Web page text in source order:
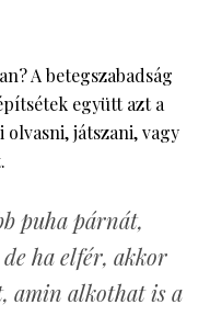
A betegszabadság
együtt azt a
játszani, vagy
puha párnát,
ha elfér, akkor
amin alkothat is a